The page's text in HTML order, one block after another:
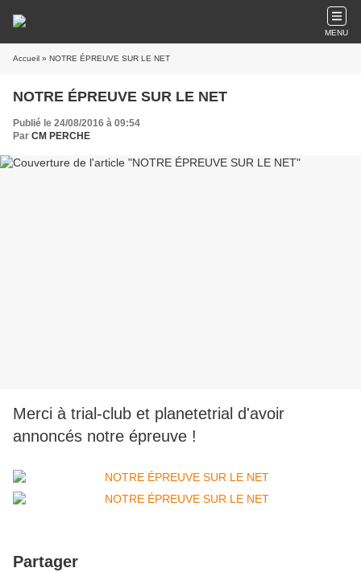
MENU
Accueil » NOTRE ÉPREUVE SUR LE NET
NOTRE ÉPREUVE SUR LE NET
Publié le 24/08/2016 à 09:54
Par CM PERCHE
Merci à trial-club et planetetrial d'avoir
annoncés notre épreuve !
Partager